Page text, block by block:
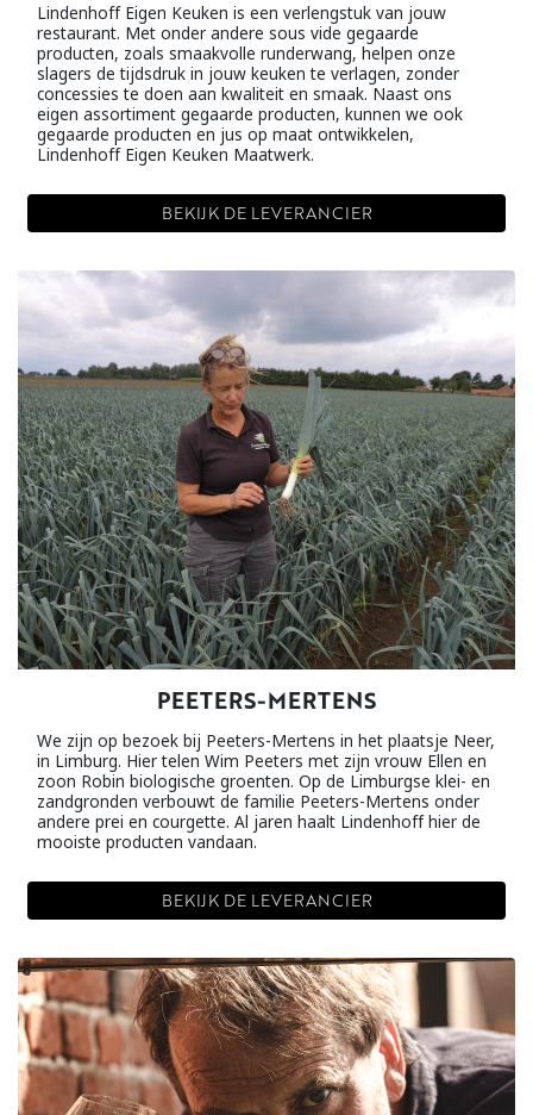
Lindenhoff Eigen Keuken is een verlengstuk van jouw
restaurant. Met onder andere sous vide gegaarde
producten, zoals smaakvolle runderwang, helpen onze
slagers de tijdsdruk in jouw keuken te verlagen, zonder
concessies te doen aan kwaliteit en smaak. Naast ons
eigen assortiment gegaarde producten, kunnen we ook
gegaarde producten en jus op maat ontwikkelen,
Lindenhoff Eigen Keuken Maatwerk.
BEKIJK DE LEVERANCIER
PEETERS-MERTENS
We zijn op bezoek bij Peeters-Mertens in het plaatsje Neer,
in Limburg. Hier telen Wim Peeters met zijn vrouw Ellen en
zoon Robin biologische groenten. Op de Limburgse klei- en
zandgronden verbouwt de familie Peeters-Mertens onder
andere prei en courgette. Al jaren haalt Lindenhoff hier de
mooiste producten vandaan.
BEKIJK DE LEVERANCIER